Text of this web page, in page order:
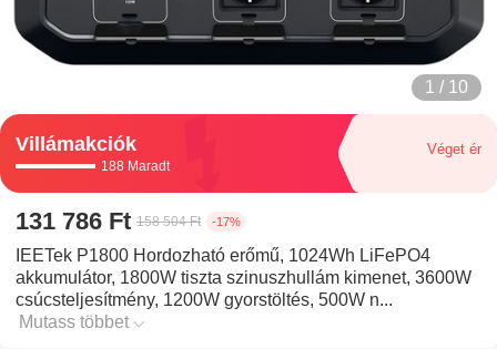
1 / 10
Villámakciók
188 Maradt
Véget ér
131 786 Ft 158 504 Ft -17%
IEETek P1800 Hordozható erőmű, 1024Wh LiFePO4
akkumulátor, 1800W tiszta szinuszhullám kimenet, 3600W
csúcsteljesítmény, 1200W gyorstöltés, 500W n...
Mutass többet